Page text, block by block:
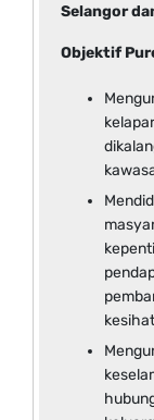
Selangor
Objektif